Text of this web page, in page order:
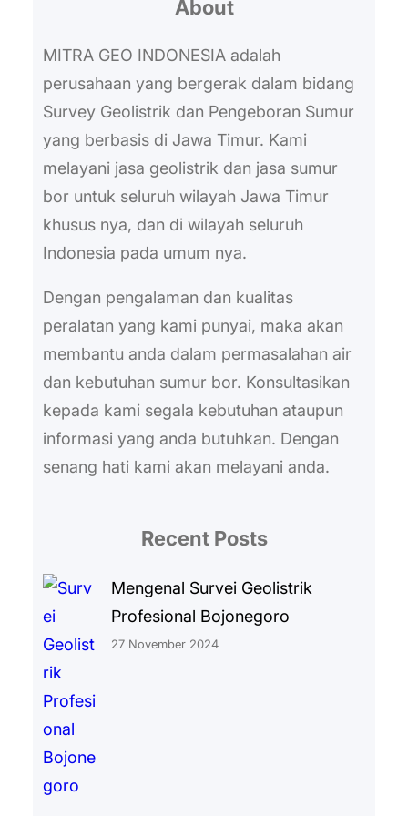
survei…
About
MITRA GEO INDONESIA adalah
perusahaan yang bergerak dalam bidang
Survey Geolistrik dan Pengeboran Sumur
yang berbasis di Jawa Timur. Kami
melayani jasa geolistrik dan jasa sumur
bor untuk seluruh wilayah Jawa Timur
khusus nya, dan di wilayah seluruh
Indonesia pada umum nya.
Dengan pengalaman dan kualitas
peralatan yang kami punyai, maka akan
membantu anda dalam permasalahan air
dan kebutuhan sumur bor. Konsultasikan
kepada kami segala kebutuhan ataupun
informasi yang anda butuhkan. Dengan
senang hati kami akan melayani anda.
Recent Posts
Mengenal Survei Geolistrik
Profesional Bojonegoro
27 November 2024